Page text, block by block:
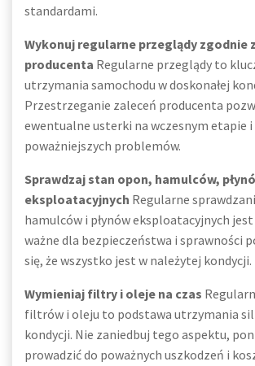
standardami.
Wykonuj regularne przeglądy zgodnie
producenta Regularne przeglądy to
utrzymania samochodu w doskonałej
Przestrzeganie zaleceń producenta
ewentualne usterki na wczesnym etapie
poważniejszych problemów.
Sprawdzaj stan opon, hamulców,
eksploatacyjnych Regularne
hamulców i płynów eksploatacyjnych
ważne dla bezpieczeństwa i sprawności
się, że wszystko jest w należytej kondycji.
Wymieniaj filtry i oleje na czas
filtrów i oleju to podstawa utrzymania
kondycji. Nie zaniedbuj tego aspektu,
prowadzić do poważnych uszkodzeń i